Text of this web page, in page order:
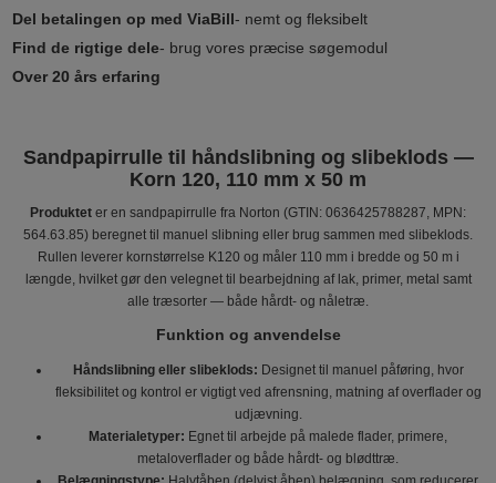
Del betalingen op med ViaBill- nemt og fleksibelt
Find de rigtige dele- brug vores præcise søgemodul
Over 20 års erfaring
Sandpapirrulle til håndslibning og slibeklods —
Korn 120, 110 mm x 50 m
Produktet er en sandpapirrulle fra Norton (GTIN: 0636425788287, MPN:
564.63.85) beregnet til manuel slibning eller brug sammen med slibeklods.
Rullen leverer kornstørrelse K120 og måler 110 mm i bredde og 50 m i
længde, hvilket gør den velegnet til bearbejdning af lak, primer, metal samt
alle træsorter — både hårdt- og nåletræ.
Funktion og anvendelse
Håndslibning eller slibeklods: Designet til manuel påføring, hvor
fleksibilitet og kontrol er vigtigt ved afrensning, matning af overflader og
udjævning.
Materialetyper: Egnet til arbejde på malede flader, primere,
metaloverflader og både hårdt- og blødttræ.